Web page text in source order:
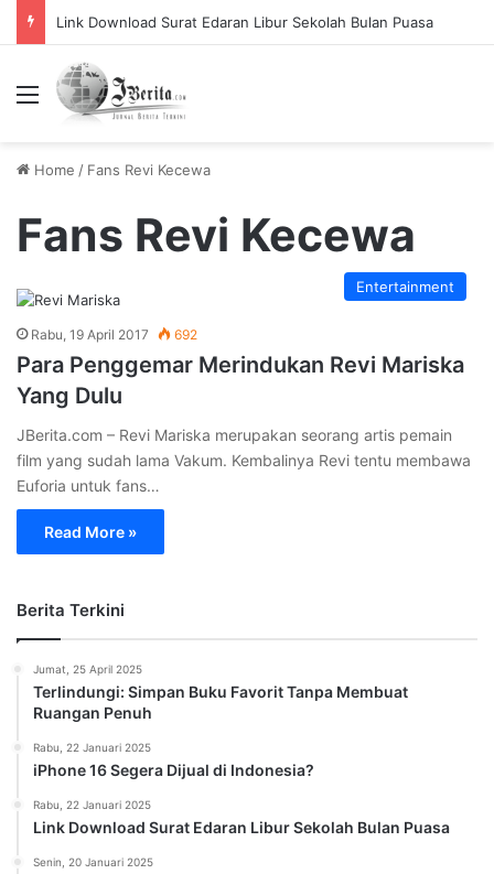
Link Download Surat Edaran Libur Sekolah Bulan Puasa
Menu
Home / Fans Revi Kecewa
Fans Revi Kecewa
Entertainment
Rabu, 19 April 2017 692
Para Penggemar Merindukan Revi Mariska
Yang Dulu
JBerita.com – Revi Mariska merupakan seorang artis pemain
film yang sudah lama Vakum. Kembalinya Revi tentu membawa
Euforia untuk fans…
Read More »
Berita Terkini
Jumat, 25 April 2025
Terlindungi: Simpan Buku Favorit Tanpa Membuat
Ruangan Penuh
Rabu, 22 Januari 2025
iPhone 16 Segera Dijual di Indonesia?
Rabu, 22 Januari 2025
Link Download Surat Edaran Libur Sekolah Bulan Puasa
Senin, 20 Januari 2025